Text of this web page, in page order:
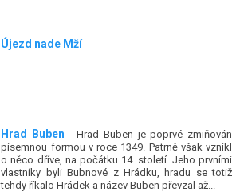
Újezd nade Mží
Hrad Buben - Hrad Buben je poprvé zmiňován
písemnou formou v roce 1349. Patrně však vznikl
o něco dříve, na počátku 14. století. Jeho prvními
vlastníky byli Bubnové z Hrádku, hradu se totiž
tehdy říkalo Hrádek a název Buben převzal až...